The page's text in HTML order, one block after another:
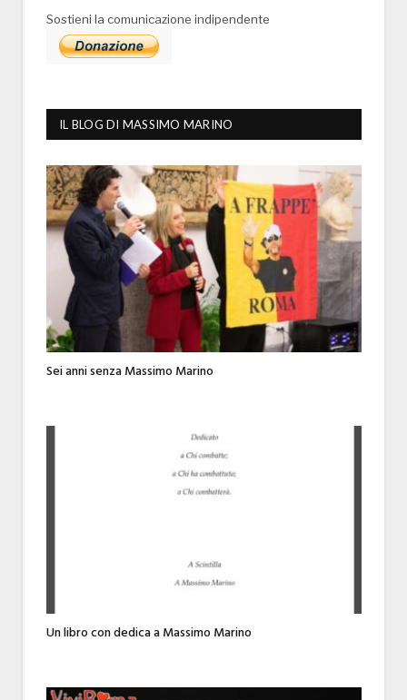
Sostieni la comunicazione indipendente
IL BLOG DI MASSIMO MARINO
Sei anni senza Massimo Marino
Un libro con dedica a Massimo Marino